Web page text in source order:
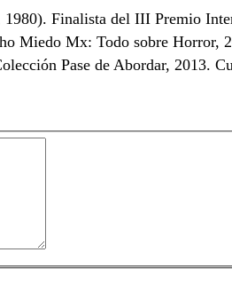
Finalista del III Premio
Miedo Mx: Todo sobre Horror,
Pase de Abordar, 2013.